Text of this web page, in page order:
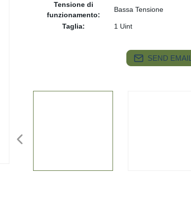
Tensione di
funzionamento:
Bassa Tensione
Taglia: 1 Uint
SEND